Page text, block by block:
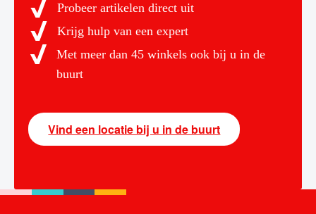
Probeer artikelen direct uit
Krijg hulp van een expert
Met meer dan 45 winkels ook bij u in de
buurt
Vind een locatie bij u in de buurt